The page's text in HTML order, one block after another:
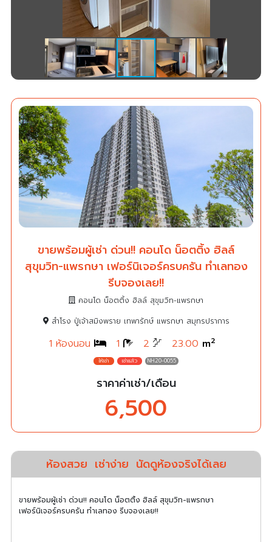
ขายพร้อมผู้เช่า ด่วน!! คอนโด น็อตติ้ง ฮิลล์
สุขุมวิท-แพรกษา เฟอร์นิเจอร์ครบครัน ทำเลทอง
รีบจองเลย!!
คอนโด น็อตติ้ง ฮิลล์ สุขุมวิท-แพรกษา
สำโรง ปู่เจ้าสมิงพราย เทพารักษ์ แพรกษา สมุทรปราการ
1 ห้องนอน 1 2 23.00 m2
NH20-0055
ราคาค่าเช่า/เดือน
6,500
ห้องสวย เช่าง่าย นัดดูห้องจริงได้เลย
ขายพร้อมผู้เช่า ด่วน!! คอนโด น็อตติ้ง ฮิลล์ สุขุมวิท-แพรกษา
เฟอร์นิเจอร์ครบครัน ทำเลทอง รีบจองเลย!!